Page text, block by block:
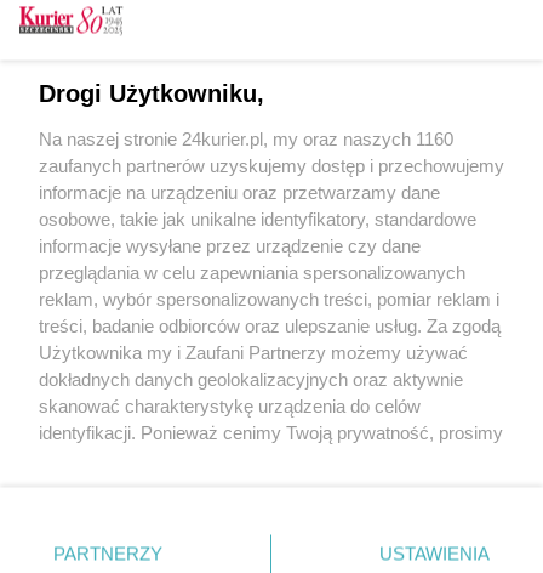
Zapamiętać?
Zaloguj
Zapomniałem hasła
Copyright © 2022 Kurier Szczeciński sp. z o.o.
Drogi Użytkowniku,
Na naszej stronie 24kurier.pl, my oraz naszych 1160
zaufanych partnerów uzyskujemy dostęp i przechowujemy
informacje na urządzeniu oraz przetwarzamy dane
osobowe, takie jak unikalne identyfikatory, standardowe
informacje wysyłane przez urządzenie czy dane
przeglądania w celu zapewniania spersonalizowanych
reklam, wybór spersonalizowanych treści, pomiar reklam i
treści, badanie odbiorców oraz ulepszanie usług. Za zgodą
Użytkownika my i Zaufani Partnerzy możemy używać
dokładnych danych geolokalizacyjnych oraz aktywnie
skanować charakterystykę urządzenia do celów
identyfikacji. Ponieważ cenimy Twoją prywatność, prosimy
prywatności znajdujący się w lewym dolnym rogu strony
. Niektóre rodzaje przetwarzania danych nie wymagają
PARTNERZY USTAWIENIA